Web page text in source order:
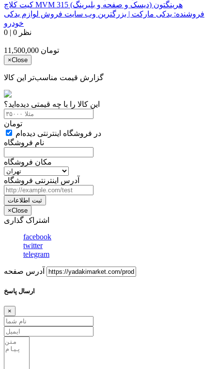
کیت کلاچ MVM 315 هرینگتون (دیسک و صفحه و بلبرینگ)
فروشنده: یدکی مارکت | بزرگترین وب سایت فروش لوازم یدکی
خودرو
0 | 0 نظر
11,500,000 تومان
×Close
گزارش قیمت مناسب‌تر این کالا
این کالا را با چه قیمتی دیده‌اید؟
تومان
در فروشگاه اینترنتی دیده‌ام
نام فروشگاه
مکان فروشگاه
آدرس اینترنتی فروشگاه
ثبت اطلاعات
×Close
اشتراک گذاری
facebook
twitter
telegram
آدرس صفحه
ارسال پاسخ
×